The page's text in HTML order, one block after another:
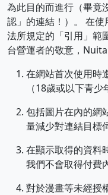
為此目的而進行（畢竟
認」的連結！）。 在
法所規定的「引用」範
台營運者的敬意，Nuita
在網站首次使用時
（18歲或以下青少
包括圖片在內的網
量減少對連結目標
在顯示取得的資料
我們不會取得付費
對於漫畫等未經授